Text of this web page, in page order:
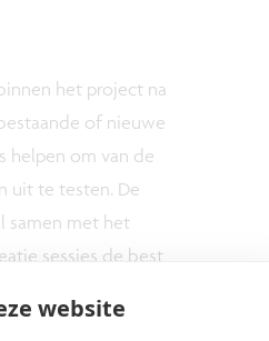
website
het project na
of nieuwe
helpen om van de
uit te testen. De
samen met het
sessies de best
gebruiker centraal.